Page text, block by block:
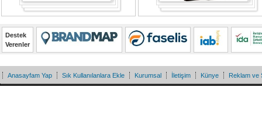
Destek
Verenler
Anasayfam Yap Sık Kullanılanlara Ekle Kurumsal İletişim Künye Reklam ve